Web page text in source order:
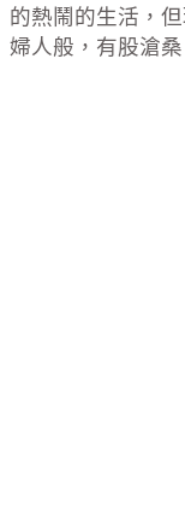
的熱鬧的生活，
婦人般，有股滄